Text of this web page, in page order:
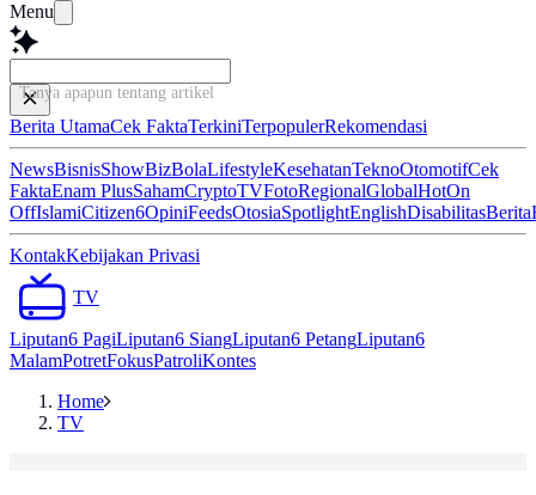
Menu
Tanya apapun tentang artikel ini...
Berita UtamaCek FaktaTerkiniTerpopulerRekomendasi
NewsBisnisShowBizBolaLifestyleKesehatanTeknoOtomotifCek
FaktaEnam PlusSahamCryptoTVFotoRegionalGlobalHotOn
OffIslamiCitizen6OpiniFeedsOtosiaSpotlightEnglishDisabilitasBerita
KontakKebijakan Privasi
TV
Liputan6 PagiLiputan6 SiangLiputan6 PetangLiputan6
MalamPotretFokusPatroliKontes
Home
TV